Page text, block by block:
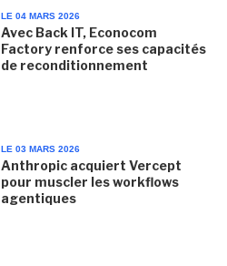
LE 04 MARS 2026
Avec Back IT, Econocom
Factory renforce ses capacités
de reconditionnement
LE 03 MARS 2026
Anthropic acquiert Vercept
pour muscler les workflows
agentiques